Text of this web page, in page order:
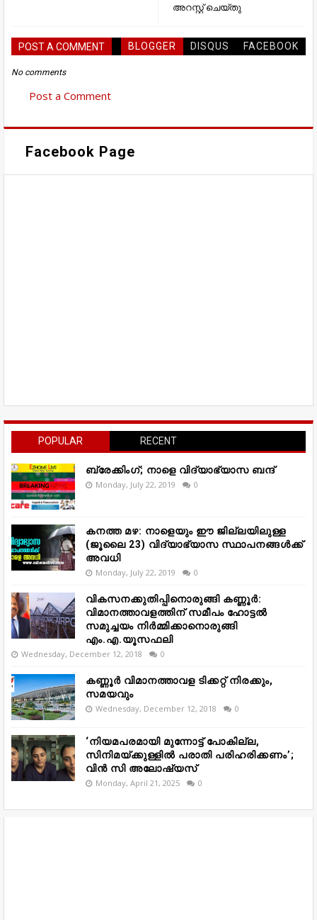
അറസ്റ്റ് ചെയ്തു
POST A COMMENT BLOGGER DISQUS FACEBOOK
No comments
Post a Comment
Facebook Page
POPULAR RECENT
ബ്രേക്കിംഗ്; നാളെ വിദ്യാഭ്യാസ ബന്ദ്
Monday, July 22, 2019 0
കനത്ത മഴ: നാളെയും ഈ ജില്ലയിലുള്ള
(ജൂലൈ 23) വിദ്യാഭ്യാസ സ്ഥാപനങ്ങൾക്ക്
അവധി
Monday, July 22, 2019 0
വികസനക്കുതിപ്പിനൊരുങ്ങി കണ്ണൂർ:
വിമാനത്താവളത്തിന് സമീപം ഹോട്ടൽ
സമുച്ചയം നിർമ്മിക്കാനൊരുങ്ങി
എം.എ.യൂസഫലി
Wednesday, December 12, 2018 0
കണ്ണൂർ വിമാനത്താവള ടിക്കറ്റ് നിരക്കും,
സമയവും
Wednesday, December 12, 2018 0
‘നിയമപരമായി മുന്നോട്ട് പോകില്ല,
സിനിമയ്ക്കുള്ളിൽ പരാതി പരിഹരിക്കണം’;
വിൻ സി അലോഷ്യസ്
Monday, April 21, 2025 0